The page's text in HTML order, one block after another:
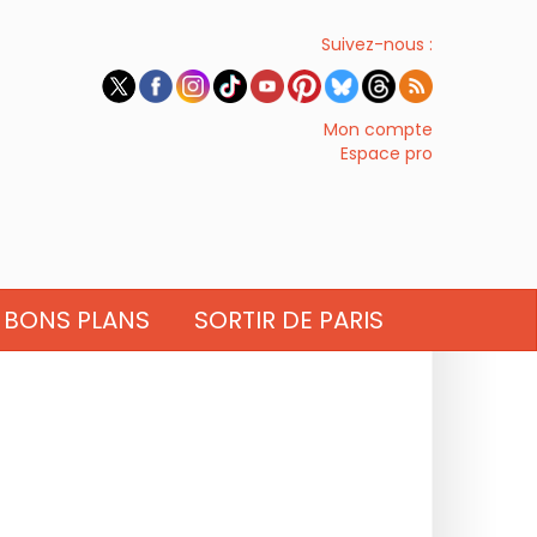
Suivez-nous :
Mon compte
Espace pro
BONS PLANS SORTIR DE PARIS